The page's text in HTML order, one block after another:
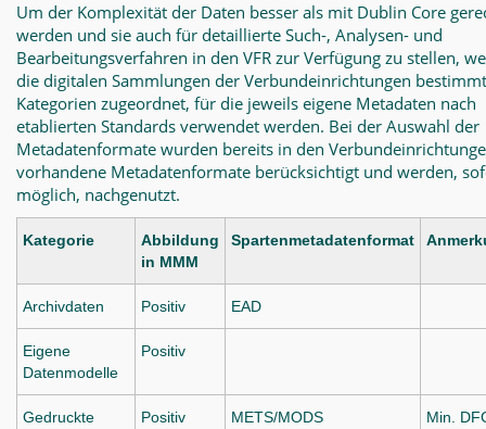
Um der Komplexität der Daten besser als mit Dublin Core
werden und sie auch für detaillierte Such-, Analysen- und
Bearbeitungsverfahren in den VFR zur Verfügung zu stellen,
die digitalen Sammlungen der Verbundeinrichtungen
Kategorien zugeordnet, für die jeweils eigene Metadaten nach
etablierten Standards verwendet werden. Bei der Auswahl der
Metadatenformate wurden bereits in den
vorhandene Metadatenformate berücksichtigt und werden,
möglich, nachgenutzt.
Kategorie
Abbildung
in MMM
Spartenmetadatenformat
Archivdaten Positiv EAD
Eigene
Datenmodelle
Positiv
Gedruckte
Positiv METS/MODS
Min.